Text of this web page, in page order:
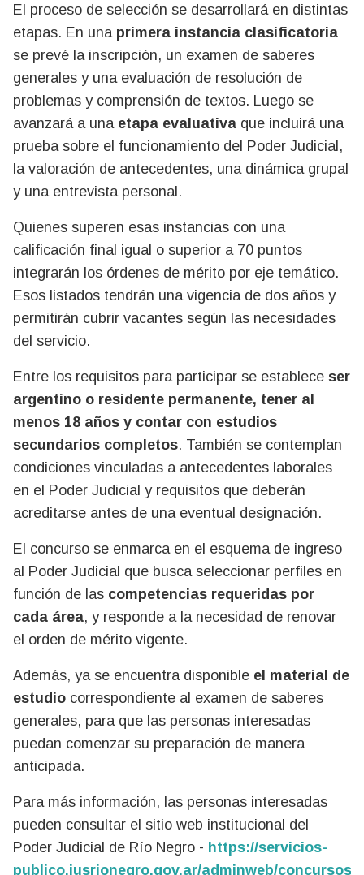
El proceso de selección se desarrollará en distintas
etapas. En una primera instancia clasificatoria
se prevé la inscripción, un examen de saberes
generales y una evaluación de resolución de
problemas y comprensión de textos. Luego se
avanzará a una etapa evaluativa que incluirá una
prueba sobre el funcionamiento del Poder Judicial,
la valoración de antecedentes, una dinámica grupal
y una entrevista personal.
Quienes superen esas instancias con una
calificación final igual o superior a 70 puntos
integrarán los órdenes de mérito por eje temático.
Esos listados tendrán una vigencia de dos años y
permitirán cubrir vacantes según las necesidades
del servicio.
Entre los requisitos para participar se establece ser
argentino o residente permanente, tener al
menos 18 años y contar con estudios
secundarios completos. También se contemplan
condiciones vinculadas a antecedentes laborales
en el Poder Judicial y requisitos que deberán
acreditarse antes de una eventual designación.
El concurso se enmarca en el esquema de ingreso
al Poder Judicial que busca seleccionar perfiles en
función de las competencias requeridas por
cada área, y responde a la necesidad de renovar
el orden de mérito vigente.
Además, ya se encuentra disponible el material de
estudio correspondiente al examen de saberes
generales, para que las personas interesadas
puedan comenzar su preparación de manera
anticipada.
Para más información, las personas interesadas
pueden consultar el sitio web institucional del
Poder Judicial de Río Negro - https://servicios-
publico.jusrionegro.gov.ar/adminweb/concursos/